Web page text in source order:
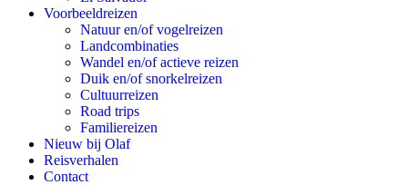
Voorbeeldreizen
Natuur en/of vogelreizen
Landcombinaties
Wandel en/of actieve reizen
Duik en/of snorkelreizen
Cultuurreizen
Road trips
Familiereizen
Nieuw bij Olaf
Reisverhalen
Contact